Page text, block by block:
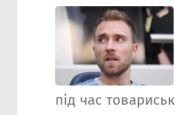
під час